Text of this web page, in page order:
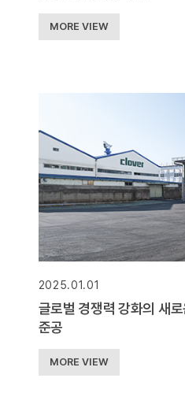
MORE VIEW
2025.01.01
글로벌 경쟁력 강화의 새
준공
MORE VIEW